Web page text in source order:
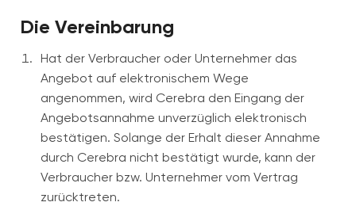
Die Vereinbarung
Hat der Verbraucher oder Unternehmer das
Angebot auf elektronischem Wege
angenommen, wird Cerebra den Eingang der
Angebotsannahme unverzüglich elektronisch
bestätigen. Solange der Erhalt dieser Annahme
durch Cerebra nicht bestätigt wurde, kann der
Verbraucher bzw. Unternehmer vom Vertrag
zurücktreten.